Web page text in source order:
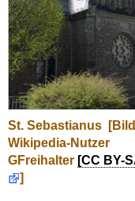
St. Sebastianus
Wikipedia-Nutzer
GFreihalter [CC BY-
]